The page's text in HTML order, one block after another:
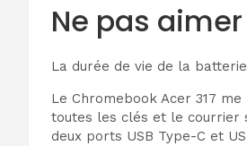
Ne pas aimer
La durée de vie de la
Le Chromebook Acer 317
toutes les clés et le courrier
deux ports USB Type-C et